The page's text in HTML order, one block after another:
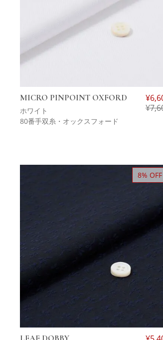
MICRO PINPOINT OXFORD
ホワイト
¥
¥
80番手双糸・オックスフォード
8% OFF